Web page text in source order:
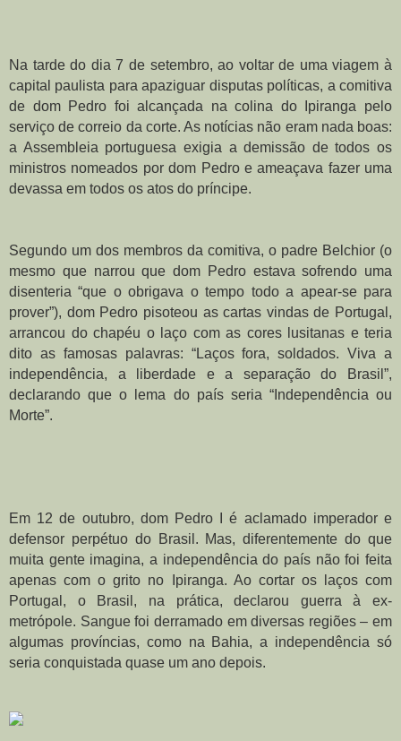
Na tarde do dia 7 de setembro, ao voltar de uma viagem à
capital paulista para apaziguar disputas políticas, a comitiva
de dom Pedro foi alcançada na colina do Ipiranga pelo
serviço de correio da corte. As notícias não eram nada boas:
a Assembleia portuguesa exigia a demissão de todos os
ministros nomeados por dom Pedro e ameaçava fazer uma
devassa em todos os atos do príncipe.
Segundo um dos membros da comitiva, o padre Belchior (o
mesmo que narrou que dom Pedro estava sofrendo uma
disenteria “que o obrigava o tempo todo a apear-se para
prover”), dom Pedro pisoteou as cartas vindas de Portugal,
arrancou do chapéu o laço com as cores lusitanas e teria
dito as famosas palavras: “Laços fora, soldados. Viva a
independência, a liberdade e a separação do Brasil”,
declarando que o lema do país seria “Independência ou
Morte”.
Em 12 de outubro, dom Pedro I é aclamado imperador e
defensor perpétuo do Brasil. Mas, diferentemente do que
muita gente imagina, a independência do país não foi feita
apenas com o grito no Ipiranga. Ao cortar os laços com
Portugal, o Brasil, na prática, declarou guerra à ex-
metrópole. Sangue foi derramado em diversas regiões – em
algumas províncias, como na Bahia, a independência só
seria conquistada quase um ano depois.